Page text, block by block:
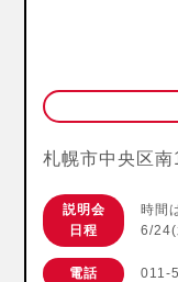
札幌市中央区南
説明会
日程
時間
6/
電話 011-